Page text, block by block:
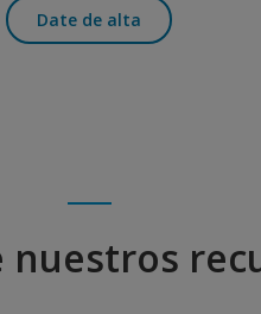
Date de alta
nuestros